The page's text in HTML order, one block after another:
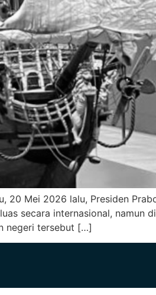
20 Mei 2026 lalu, Presiden
secara internasional, namun
negeri tersebut […]